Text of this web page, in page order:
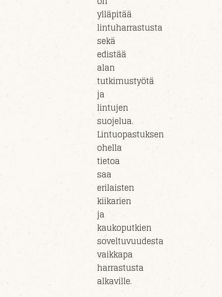
ylläpitää
lintuharrastusta
sekä
edistää
alan
tutkimustyötä
ja
lintujen
suojelua.
Lintuopastuksen
ohella
tietoa
saa
erilaisten
kiikarien
ja
kaukoputkien
soveltuvuudesta
vaikkapa
harrastusta
alkaville.